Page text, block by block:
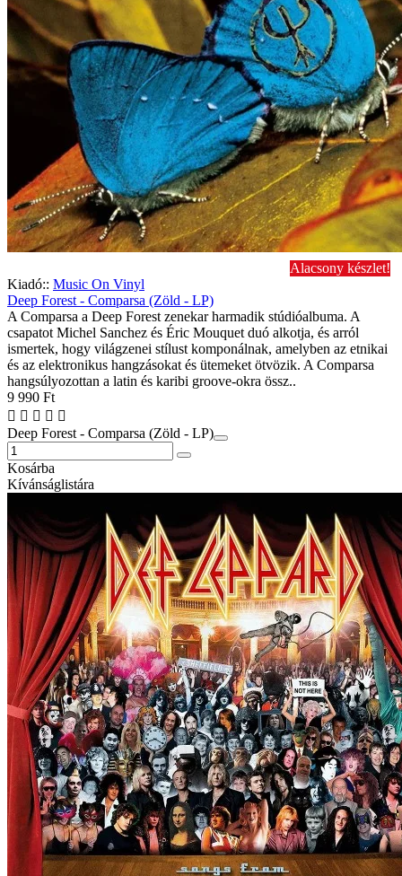
Alacsony készlet!
Kiadó:: Music On Vinyl
Deep Forest - Comparsa (Zöld - LP)
A Comparsa a Deep Forest zenekar harmadik stúdióalbuma. A
csapatot Michel Sanchez és Éric Mouquet duó alkotja, és arról
ismertek, hogy világzenei stílust komponálnak, amelyben az etnikai
és az elektronikus hangzásokat és ütemeket ötvözik. A Comparsa
hangsúlyozottan a latin és karibi groove-okra össz..
9 990 Ft
Deep Forest - Comparsa (Zöld - LP)
Kosárba
Kívánságlistára